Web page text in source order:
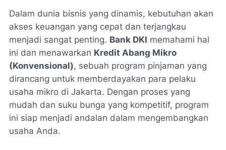
Dalam dunia bisnis yang dinamis, kebutuhan akan
akses keuangan yang cepat dan terjangkau
menjadi sangat penting. Bank DKI memahami hal
ini dan menawarkan Kredit Abang Mikro
(Konvensional), sebuah program pinjaman yang
dirancang untuk memberdayakan para pelaku
usaha mikro di Jakarta. Dengan proses yang
mudah dan suku bunga yang kompetitif, program
ini siap menjadi andalan dalam mengembangkan
usaha Anda.